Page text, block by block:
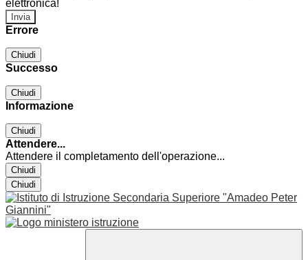
elettronica!
Errore
Chiudi
Successo
Chiudi
Informazione
Chiudi
Attendere...
Attendere il completamento dell'operazione...
Chiudi
Chiudi